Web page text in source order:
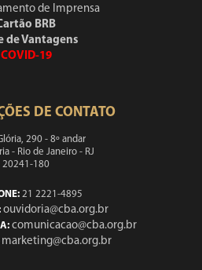
de Imprensa
BRB
de Vantagens
COVID-19
DE CONTATO
290 - 8º andar
- Rio de Janeiro - RJ
20241-180
21 2221-4895
ouvidoria@cba.org.br
comunicacao@cba.org.br
marketing@cba.org.br